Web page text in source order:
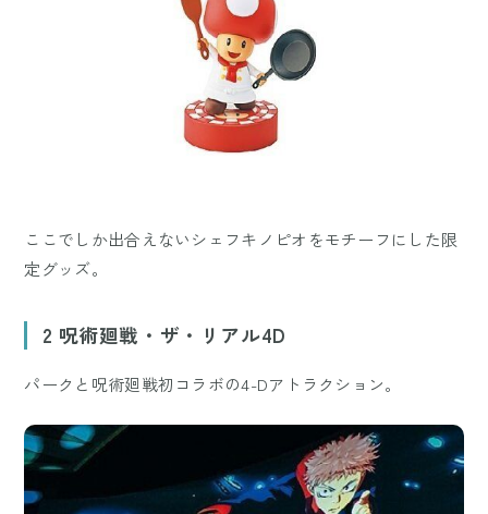
ここでしか出合えないシェフキノピオをモチーフにした限
定グッズ。
2 呪術廻戦・ザ・リアル4D
パークと呪術廻戦初コラボの4-Dアトラクション。